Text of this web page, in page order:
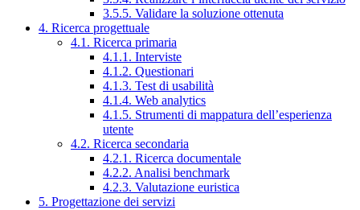
3.5.5. Validare la soluzione ottenuta
4. Ricerca progettuale
4.1. Ricerca primaria
4.1.1. Interviste
4.1.2. Questionari
4.1.3. Test di usabilità
4.1.4. Web analytics
4.1.5. Strumenti di mappatura dell’esperienza
utente
4.2. Ricerca secondaria
4.2.1. Ricerca documentale
4.2.2. Analisi benchmark
4.2.3. Valutazione euristica
5. Progettazione dei servizi